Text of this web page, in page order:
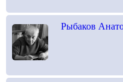
Рыбаков